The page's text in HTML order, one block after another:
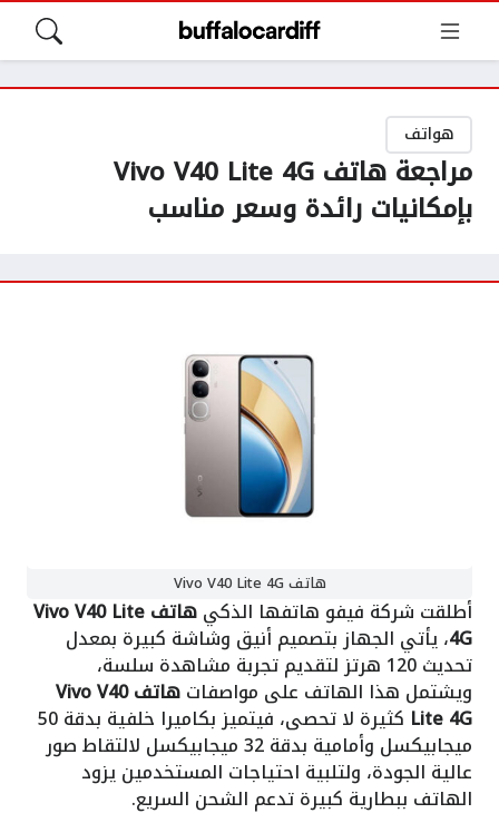
هواتف
مراجعة هاتف Vivo V40 Lite 4G
بإمكانيات رائدة وسعر مناسب
هاتف Vivo V40 Lite 4G
أطلقت شركة فيفو هاتفها الذكي هاتف Vivo V40 Lite
4G، يأتي الجهاز بتصميم أنيق وشاشة كبيرة بمعدل
تحديث 120 هرتز لتقديم تجربة مشاهدة سلسة،
ويشتمل هذا الهاتف على مواصفات هاتف Vivo V40
Lite 4G كثيرة لا تحصى، فيتميز بكاميرا خلفية بدقة 50
ميجابيكسل وأمامية بدقة 32 ميجابيكسل لالتقاط صور
عالية الجودة، ولتلبية احتياجات المستخدمين يزود
الهاتف ببطارية كبيرة تدعم الشحن السريع.